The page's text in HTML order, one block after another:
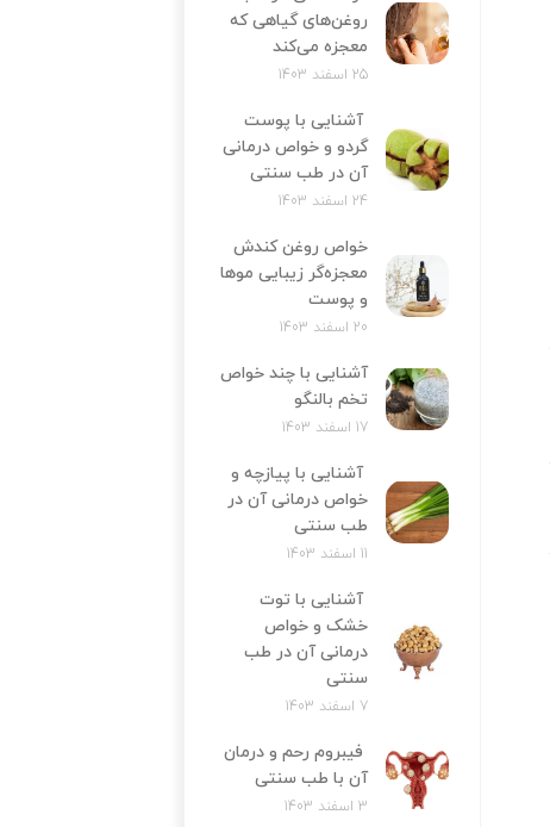
روغن‌های گیاهی که
معجزه می‌کند
25 اسفند 1403
آشنایی با پوست
گردو و خواص درمانی
آن در طب سنتی
24 اسفند 1403
خواص روغن کندش
معجزه‌‌گر زیبایی موها
و پوست
20 اسفند 1403
آشنایی با چند خواص
تخم بالنگو
17 اسفند 1403
آشنایی با پیازچه و
خواص درمانی آن در
طب سنتی
11 اسفند 1403
آشنایی با توت
خشک و خواص
درمانی آن در طب
سنتی
7 اسفند 1403
فیبروم رحم و درمان
آن با طب سنتی
3 اسفند 1403